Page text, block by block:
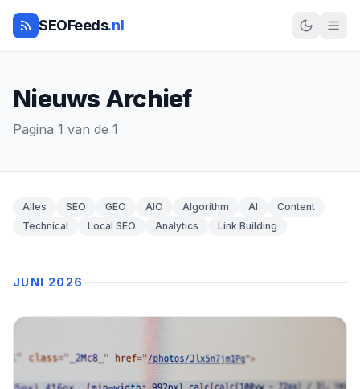
SEOFeeds.nl
Nieuws Archief
Pagina 1 van de 1
Alles SEO GEO AIO Algorithm AI
Content
Technical
Local SEO Analytics Link Building
JUNI 2026